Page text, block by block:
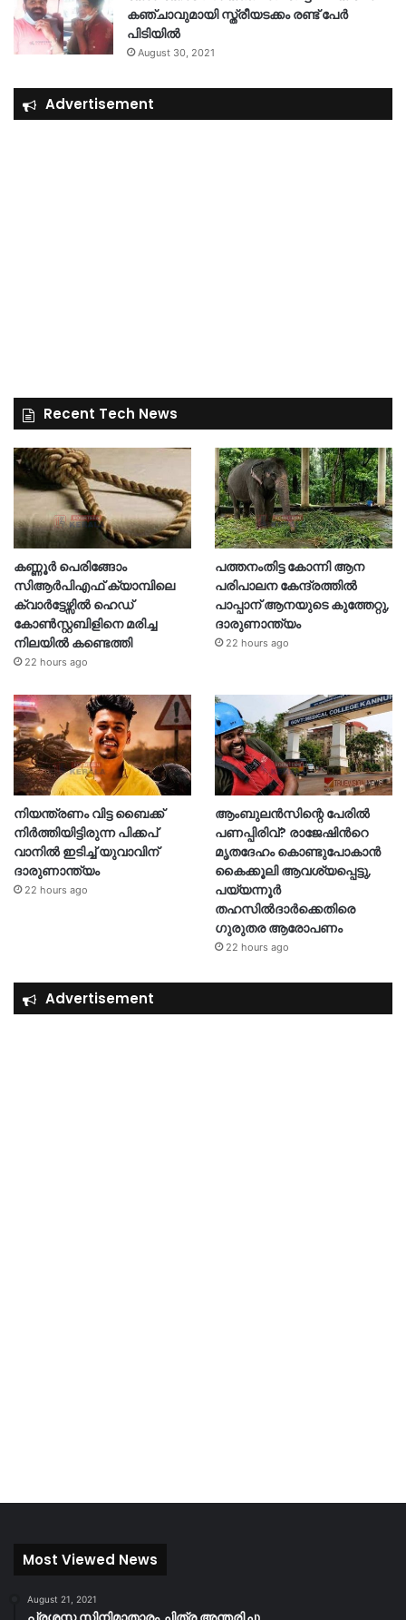
കഞ്ചാവുമായി സ്ത്രീയടക്കം രണ്ട് പേർ
പിടിയിൽ
August 30, 2021
Advertisement
Recent Tech News
കണ്ണൂർ പെരിങ്ങോം
സിആർപിഎഫ് ക്യാമ്പിലെ
ക്വാർട്ടേഴ്സിൽ ഹെഡ്
കോൺസ്റ്റബിളിനെ മരിച്ച
നിലയിൽ കണ്ടെത്തി
22 hours ago
പത്തനംതിട്ട കോന്നി ആന
പരിപാലന കേന്ദ്രത്തിൽ
പാപ്പാന് ആനയുടെ കുത്തേറ്റു,
ദാരുണാന്ത്യം
22 hours ago
നിയന്ത്രണം വിട്ട ബൈക്ക്
നിർത്തിയിട്ടിരുന്ന പിക്കപ്
വാനിൽ ഇടിച്ച് യുവാവിന്
ദാരുണാന്ത്യം
22 hours ago
ആംബുലൻസിന്റെ പേരിൽ
പണപ്പിരിവ്? രാജേഷിന്‍റെ
മൃതദേഹം കൊണ്ടുപോകാൻ
കൈക്കൂലി ആവശ്യപ്പെട്ടു,
പയ്യന്നൂർ
തഹസിൽദാർക്കെതിരെ
ഗുരുതര ആരോപണം
22 hours ago
Advertisement
Most Viewed News
August 21, 2021